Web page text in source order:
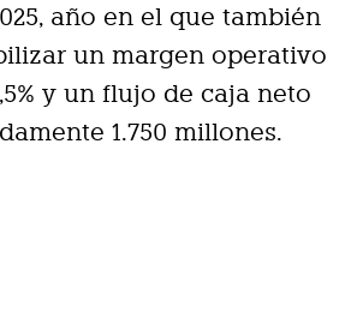
año en el que también
un margen operativo
y un flujo de caja neto
1.750 millones.